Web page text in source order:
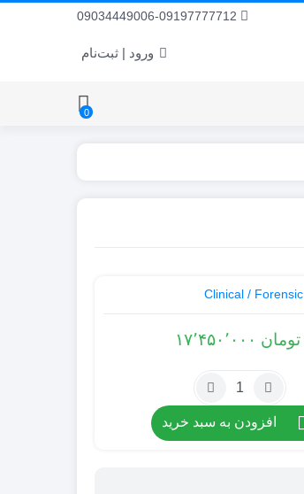
ورود | ثبت‌نام
0
Clinical / Forensic
تومان
افزودن به سبد خرید